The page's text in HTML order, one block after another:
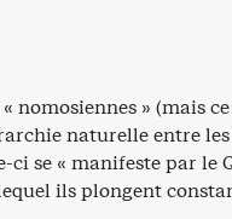
nomosiennes » (mais
naturelle entre
ci se « manifeste par le
ils plongent